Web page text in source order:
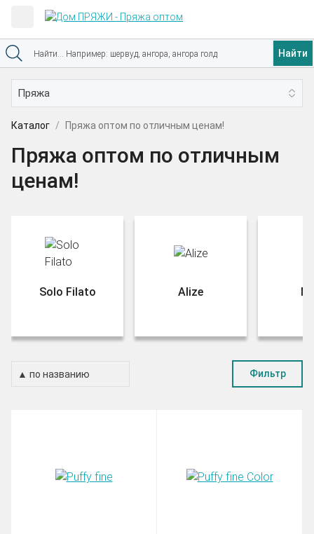
Найти
Каталог Пряжа оптом по отличным ценам!
Пряжа оптом по отличным
ценам!
Solo Filato Alize
Фильтр